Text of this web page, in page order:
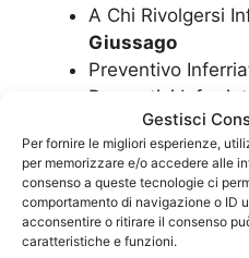
Gestisci
Per fornire le migliori esperienze,
per memorizzare e/o accedere alle
consenso a queste tecnologie ci
comportamento di navigazione o ID
acconsentire o ritirare il consenso
caratteristiche e funzioni.
A Chi Rivolgersi
Giussago
Preventivo
Preventivi
In Zona
Vicino Inferriate
Assistenza
Vendita Inferriate
Installazione